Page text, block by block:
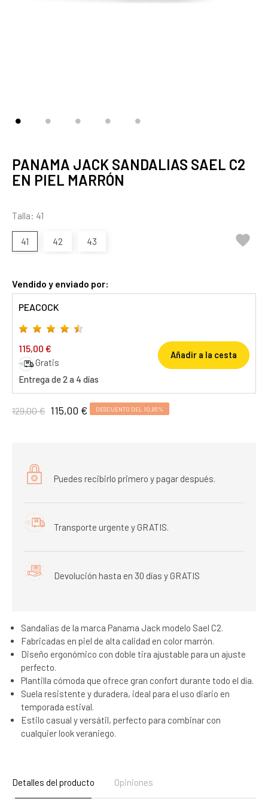
PANAMA JACK SANDALIAS SAEL C2
EN PIEL MARRÓN
Talla: 41
41 42 43 
Vendido y enviado por:
PEACOCK
115,00 €
Gratis
Entrega de 2 a 4 días
Añadir a la cesta
129,00 € 115,00 € DESCUENTO DEL 10,85%
Puedes recibirlo primero y pagar después.
Transporte urgente y GRATIS.
Devolución hasta en 30 días y GRATIS
Sandalias de la marca Panama Jack modelo Sael C2.
Fabricadas en piel de alta calidad en color marrón.
Diseño ergonómico con doble tira ajustable para un ajuste
perfecto.
Plantilla cómoda que ofrece gran confort durante todo el día.
Suela resistente y duradera, ideal para el uso diario en
temporada estival.
Estilo casual y versátil, perfecto para combinar con
cualquier look veraniego.
Detalles del producto Opiniones